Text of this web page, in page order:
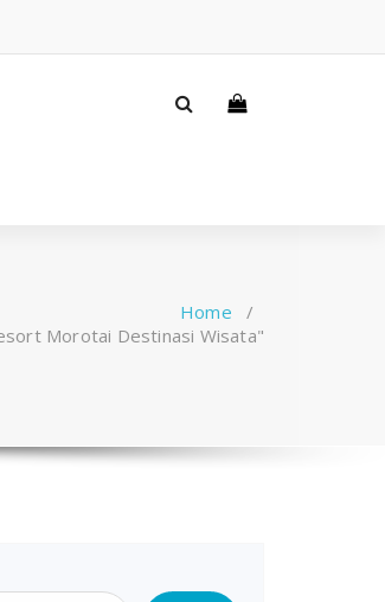
Home /
Morotai Destinasi Wisata"